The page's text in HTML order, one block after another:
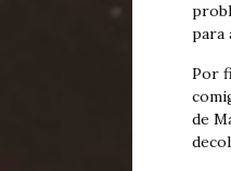
para
Por
de